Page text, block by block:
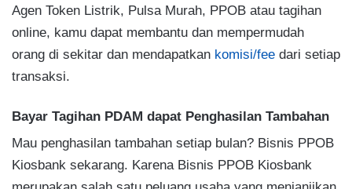
Agen Token Listrik, Pulsa Murah, PPOB atau tagihan
online, kamu dapat membantu dan mempermudah
orang di sekitar dan mendapatkan komisi/fee dari setiap
transaksi.
Bayar Tagihan PDAM dapat Penghasilan Tambahan
Mau penghasilan tambahan setiap bulan? Bisnis PPOB
Kiosbank sekarang. Karena Bisnis PPOB Kiosbank